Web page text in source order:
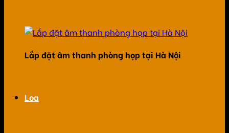
Lắp đặt âm thanh phòng họp tại Hà Nội
Loa